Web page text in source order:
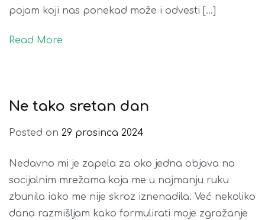
pojam koji nas ponekad može i odvesti […]
Read More
Ne tako sretan dan
Posted on 29 prosinca 2024
Nedavno mi je zapela za oko jedna objava na
socijalnim mrežama koja me u najmanju ruku
zbunila iako me nije skroz iznenadila. Već nekoliko
dana razmišljam kako formulirati moje zgražanje